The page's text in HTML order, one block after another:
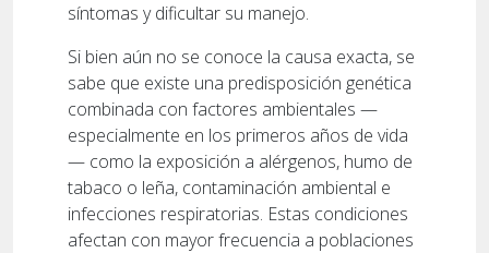
síntomas y dificultar su manejo.
Si bien aún no se conoce la causa exacta, se
sabe que existe una predisposición genética
combinada con factores ambientales —
especialmente en los primeros años de vida
— como la exposición a alérgenos, humo de
tabaco o leña, contaminación ambiental e
infecciones respiratorias. Estas condiciones
afectan con mayor frecuencia a poblaciones